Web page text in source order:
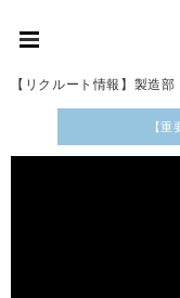
【リクルート情報】製造
【